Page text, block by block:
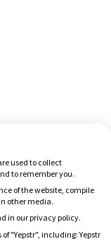
used to collect
to remember you.
of the website, compile
other media.
in our privacy policy.
"Yepstr", including: Yepstr